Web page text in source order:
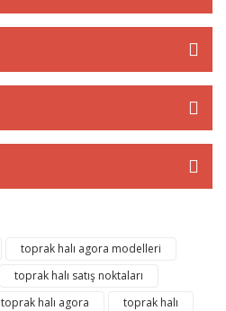
toprak halı agora modelleri
toprak halı satış noktaları
toprak halı agora toprak halı